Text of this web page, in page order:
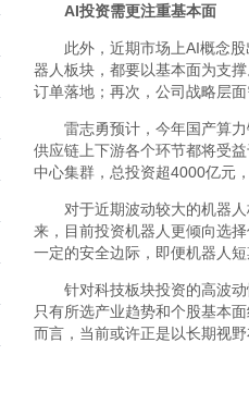
AI投资需更注重基本面
此外，近期市场上AI概念
器人板块，都要以基本面为支
订单落地；再次，公司战略层
雷志勇预计，今年国产算
供应链上下游各个环节都将受
中心集群，总投资超4000亿元
对于近期波动较大的机器
来，目前投资机器人更倾向选
一定的安全边际，即便机器人
针对科技板块投资的高波
只有所选产业趋势和个股基本
而言，当前或许正是以长期视